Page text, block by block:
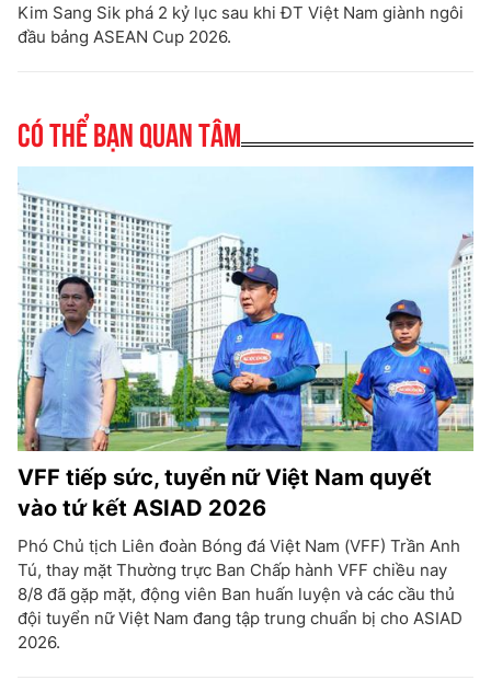
Kim Sang Sik phá 2 kỷ lục sau khi ĐT Việt Nam giành ngôi
đầu bảng ASEAN Cup 2026.
Có thể bạn quan tâm
VFF tiếp sức, tuyển nữ Việt Nam quyết
vào tứ kết ASIAD 2026
Phó Chủ tịch Liên đoàn Bóng đá Việt Nam (VFF) Trần Anh
Tú, thay mặt Thường trực Ban Chấp hành VFF chiều nay
8/8 đã gặp mặt, động viên Ban huấn luyện và các cầu thủ
đội tuyển nữ Việt Nam đang tập trung chuẩn bị cho ASIAD
2026.